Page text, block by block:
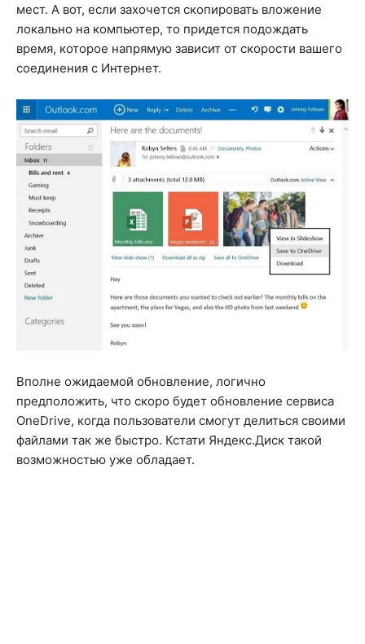
мест. А вот, если захочется скопировать вложение
локально на компьютер, то придется подождать
время, которое напрямую зависит от скорости вашего
соединения с Интернет.
Вполне ожидаемой обновление, логично
предположить, что скоро будет обновление сервиса
OneDrive, когда пользователи смогут делиться своими
файлами так же быстро. Кстати Яндекс.Диск такой
возможностью уже обладает.